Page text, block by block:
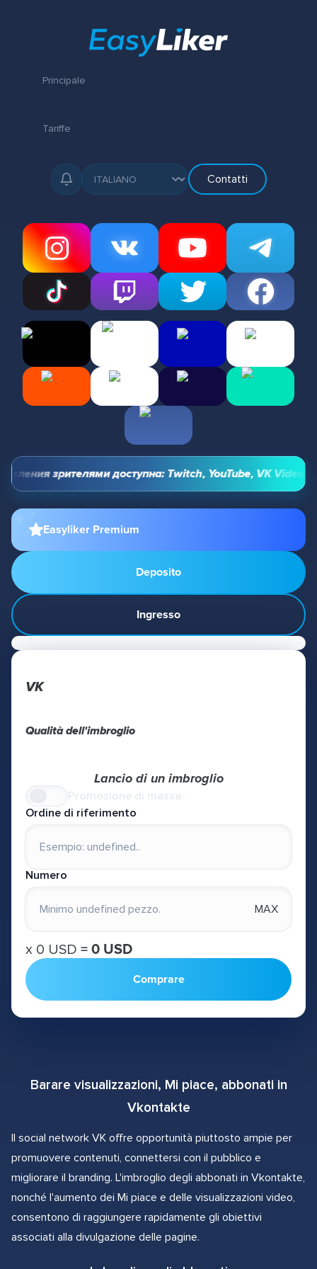
Principale
Tariffe
Contatti
зрителями доступна: Twitch, YouTube, VK Video
Easyliker Premium
Deposito
Ingresso
VK
Qualità dell'imbroglio
Lancio di un imbroglio
Ordine di riferimento
Numero
MAX
х 0 USD = 0 USD
Comprare
Barare visualizzazioni, Mi piace, abbonati in
Vkontakte
Il social network VK offre opportunità piuttosto ampie per
promuovere contenuti, connettersi con il pubblico e
migliorare il branding. L'imbroglio degli abbonati in Vkontakte,
nonché l'aumento dei Mi piace e delle visualizzazioni video,
consentono di raggiungere rapidamente gli obiettivi
associati alla divulgazione delle pagine.